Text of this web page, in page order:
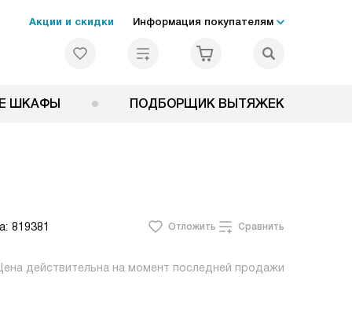
Акции и скидки Информация покупателям
ШКАФЫ ПОДБОРЩИК ВЫТЯЖЕК
819381 Отложить Сравнить
Цена действительна на момент последней продажи